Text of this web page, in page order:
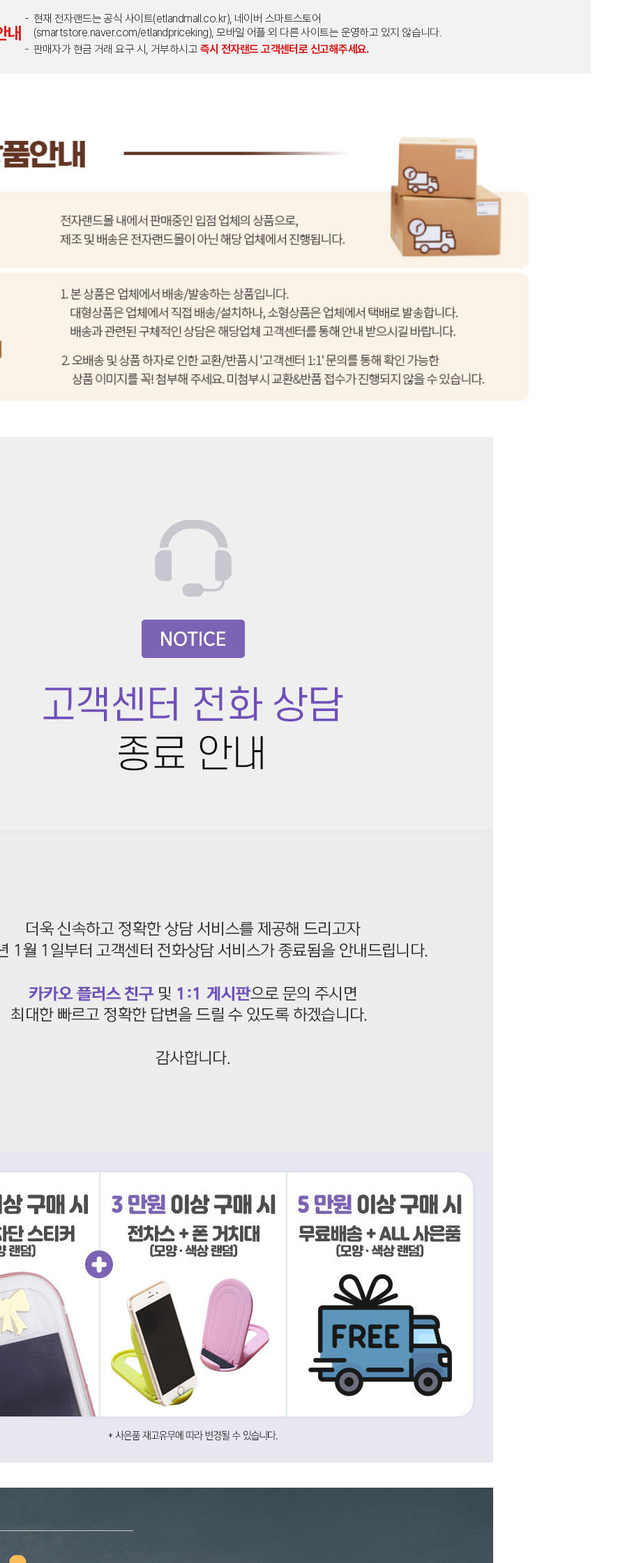
내
현재 전자랜드는 공식 사이트(etlandmall.co.kr), 네이버 스마트스토어
(smartstore.naver.com/etlandpriceking), 모바일 어플 외 다른 사이트는 운영하고 있지 않습니다.
판매자가 현금 거래 요구 시, 거부하시고 즉시 전자랜드 고객센터로 신고해주세요.